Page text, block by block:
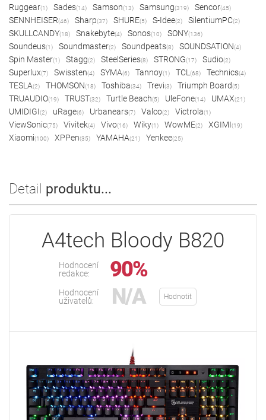
Ruggear(1) Sades(14) Samson(13) Samsung(319) Sencor(45)
SENNHEISER(46) Sharp(37) SHURE(5) S-Idee(2) SilentiumPC(2)
SKULLCANDY(18) Snakebyte(4) Sonos(10) SONY(136)
Soundeus(1) Soundmaster(2) Soundpeats(8) SOUNDSATION(4)
Spin Master(1) Stagg(2) SteelSeries(8) STRONG(17) Sudio(2)
Superlux(7) Swissten(4) SYMA(6) Tannoy(1) TCL (68) Technics(4)
TESLA(2) THOMSON(18) Toshiba(34) Trevi(3) Triumph Board(5)
TRUAUDIO(19) TRUST(32) Turtle Beach(5) UleFone(14) UMAX(21)
UMIDIGI(2) uRage(6) Urbanears(7) Valco(2) Victrola(1)
ViewSonic(75) Vivitek(4) Vivo(16) Wiky(1) WowME(2) XGIMI(19)
Xiaomi(100) XPPen(35) YAMAHA(21) Yenkee(25)
Detail produktu...
A4tech Bloody B820
Hodnocení
redakce:
90%
Hodnocení
uživatelů:
N/A Hodnotit